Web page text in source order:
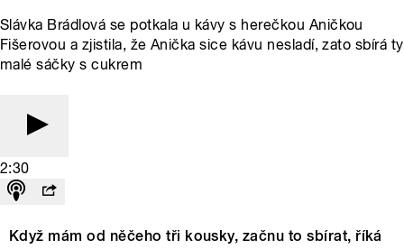
Slávka Brádlová se potkala u kávy s herečkou Aničkou
Fišerovou a zjistila, že Anička sice kávu nesladí, zato sbírá ty
malé sáčky s cukrem
2:30
Když mám od něčeho tři kousky, začnu to sbírat, říká